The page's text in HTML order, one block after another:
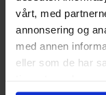
vårt, med
annonsering og
med annen
eller som de har
Antall Sider
Utgiver
Lanseringsdato